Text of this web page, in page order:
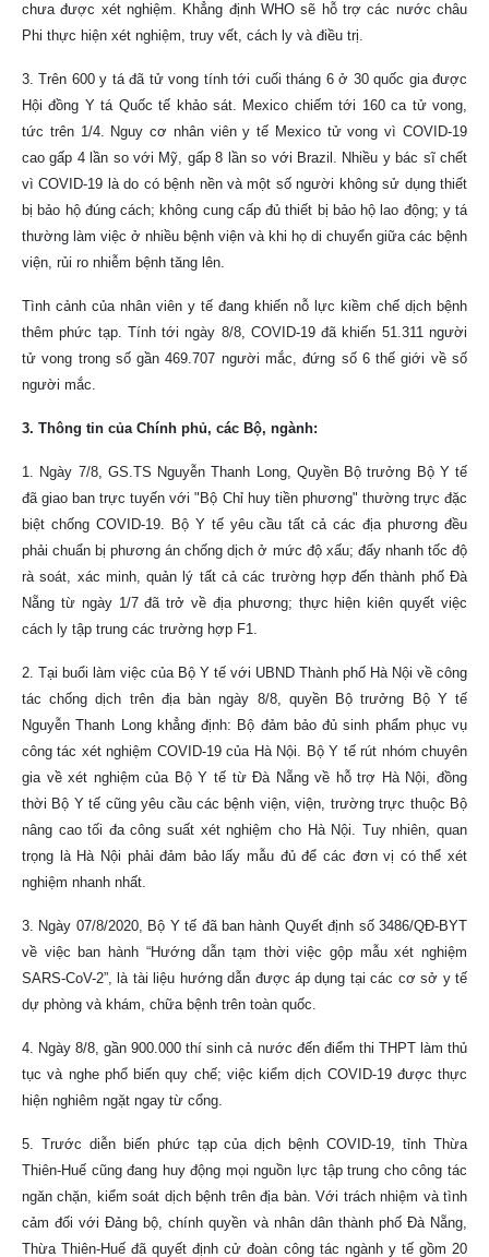
chưa được xét nghiệm. Khẳng định WHO sẽ hỗ trợ các nước châu
Phi thực hiện xét nghiệm, truy vết, cách ly và điều trị.
3. Trên 600 y tá đã tử vong tính tới cuối tháng 6 ở 30 quốc gia được
Hội đồng Y tá Quốc tế khảo sát. Mexico chiếm tới 160 ca tử vong,
tức trên 1/4. Nguy cơ nhân viên y tế Mexico tử vong vì COVID-19
cao gấp 4 lần so với Mỹ, gấp 8 lần so với Brazil. Nhiều y bác sĩ chết
vì COVID-19 là do có bệnh nền và một số người không sử dụng thiết
bị bảo hộ đúng cách; không cung cấp đủ thiết bị bảo hộ lao động; y tá
thường làm việc ở nhiều bệnh viện và khi họ di chuyển giữa các bệnh
viện, rủi ro nhiễm bệnh tăng lên.
Tình cảnh của nhân viên y tế đang khiến nỗ lực kiềm chế dịch bệnh
thêm phức tạp. Tính tới ngày 8/8, COVID-19 đã khiến 51.311 người
tử vong trong số gần 469.707 người mắc, đứng số 6 thế giới về số
người mắc.
3. Thông tin của Chính phủ, các Bộ, ngành:
1. Ngày 7/8, GS.TS Nguyễn Thanh Long, Quyền Bộ trưởng Bộ Y tế
đã giao ban trực tuyến với "Bộ Chỉ huy tiền phương" thường trực đặc
biệt chống COVID-19. Bộ Y tế yêu cầu tất cả các địa phương đều
phải chuẩn bị phương án chống dịch ở mức độ xấu; đẩy nhanh tốc độ
rà soát, xác minh, quản lý tất cả các trường hợp đến thành phố Đà
Nẵng từ ngày 1/7 đã trở về địa phương; thực hiện kiên quyết việc
cách ly tập trung các trường hợp F1.
2. Tại buổi làm việc của Bộ Y tế với UBND Thành phố Hà Nội về công
tác chống dịch trên địa bàn ngày 8/8, quyền Bộ trưởng Bộ Y tế
Nguyễn Thanh Long khẳng định: Bộ đảm bảo đủ sinh phẩm phục vụ
công tác xét nghiệm COVID-19 của Hà Nội. Bộ Y tế rút nhóm chuyên
gia về xét nghiệm của Bộ Y tế từ Đà Nẵng về hỗ trợ Hà Nội, đồng
thời Bộ Y tế cũng yêu cầu các bệnh viện, viện, trường trực thuộc Bộ
nâng cao tối đa công suất xét nghiệm cho Hà Nội. Tuy nhiên, quan
trọng là Hà Nội phải đảm bảo lấy mẫu đủ để các đơn vị có thể xét
nghiệm nhanh nhất.
3. Ngày 07/8/2020, Bộ Y tế đã ban hành Quyết định số 3486/QĐ-BYT
về việc ban hành “Hướng dẫn tạm thời việc gộp mẫu xét nghiệm
SARS-CoV-2”, là tài liệu hướng dẫn được áp dụng tại các cơ sở y tế
dự phòng và khám, chữa bệnh trên toàn quốc.
4. Ngày 8/8, gần 900.000 thí sinh cả nước đến điểm thi THPT làm thủ
tục và nghe phổ biến quy chế; việc kiểm dịch COVID-19 được thực
hiện nghiêm ngặt ngay từ cổng.
5. Trước diễn biến phức tạp của dịch bệnh COVID-19, tỉnh Thừa
Thiên-Huế cũng đang huy động mọi nguồn lực tập trung cho công tác
ngăn chặn, kiểm soát dịch bệnh trên địa bàn. Với trách nhiệm và tình
cảm đối với Đảng bộ, chính quyền và nhân dân thành phố Đà Nẵng,
Thừa Thiên-Huế đã quyết định cử đoàn công tác ngành y tế gồm 20